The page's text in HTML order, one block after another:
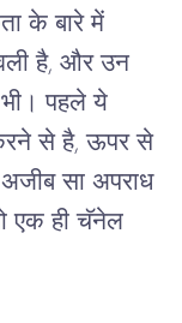
के बारे में
है, और उन
पहले ये
से है, ऊपर से
सा अपराध
एक ही चॅनेल